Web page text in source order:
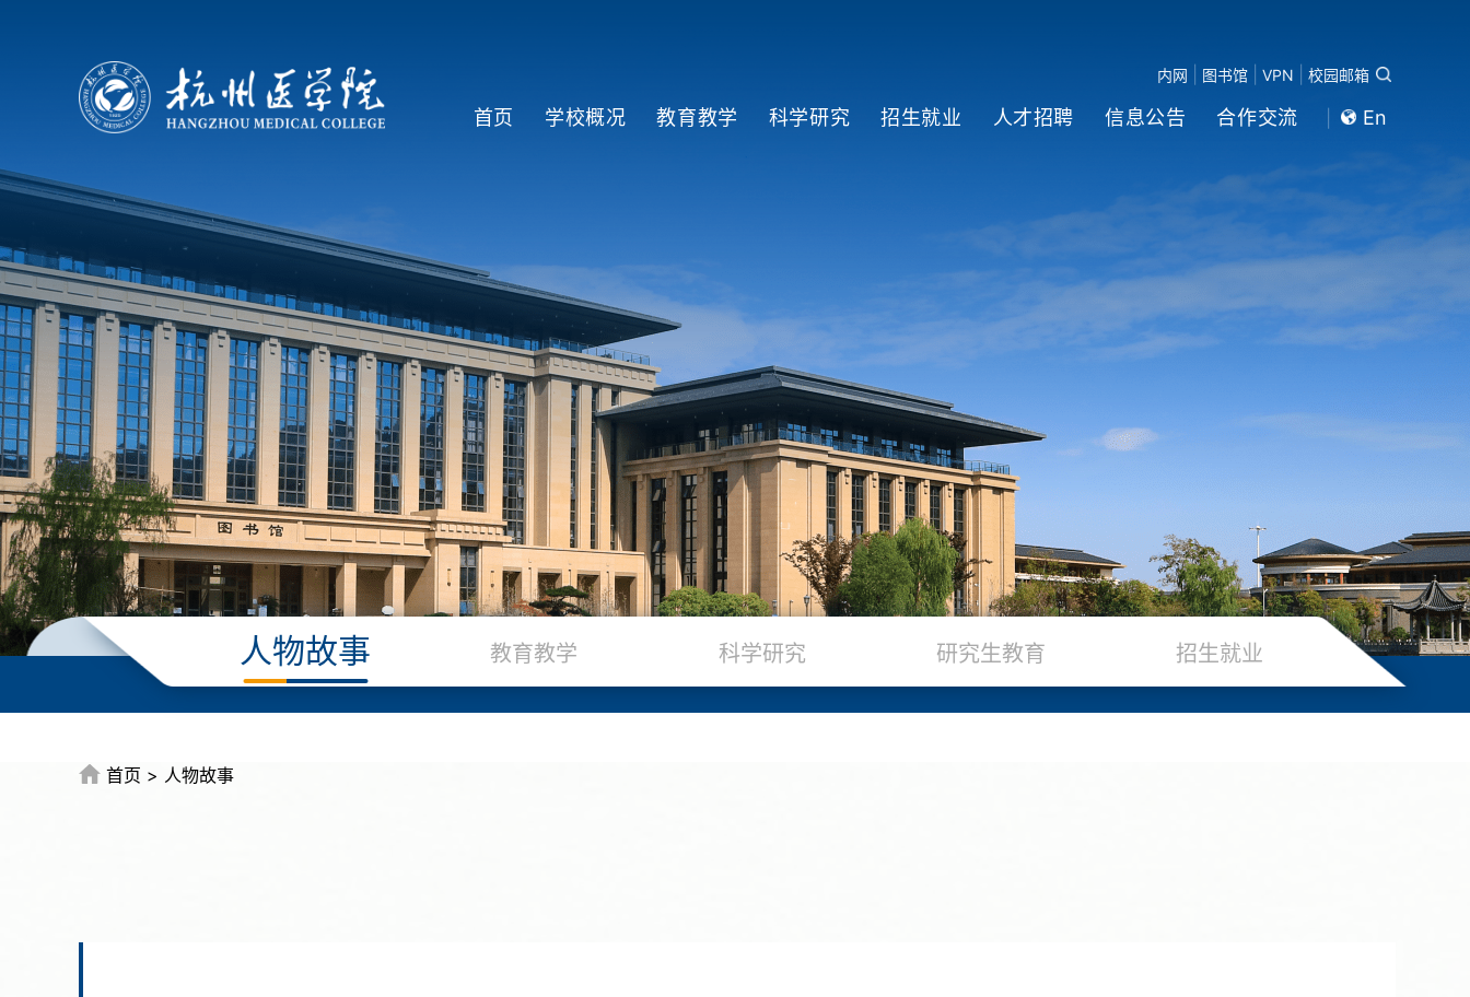
内网 图书馆 VPN 校园邮箱
首页 学校概况 教育教学 科学研究 招生就业 人才招聘 信息公告 合作交流 En
人物故事 教育教学 科学研究 研究生教育 招生就业
首页 > 人物故事